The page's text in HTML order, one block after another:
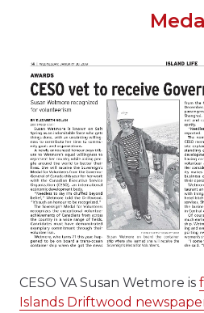
CESO VA Susan Wetmore is
Islands Driftwood